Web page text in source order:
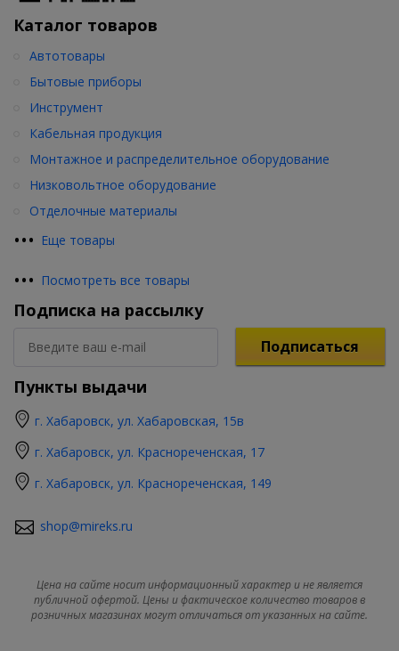
Каталог товаров
••• Еще товары
Автотовары
Бытовые приборы
Инструмент
Кабельная продукция
Монтажное и распределительное оборудование
Низковольтное оборудование
Отделочные материалы
••• Посмотреть все товары
Подписка на рассылку
Подписаться
Пункты выдачи
г. Хабаровск, ул. Хабаровская, 15в
г. Хабаровск, ул. Краснореченская, 17
г. Хабаровск, ул. Краснореченская, 149
shop@mireks.ru
Цена на сайте носит информационный характер и не является
публичной офертой. Цены и фактическое количество товаров в
розничных магазинах могут отличаться от указанных на сайте.